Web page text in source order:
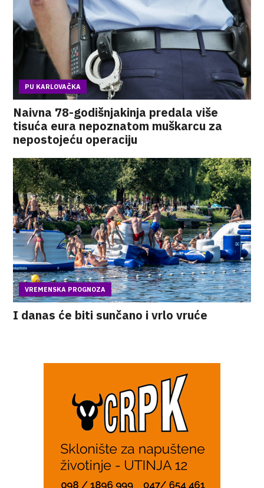
PU KARLOVAČKA
Naivna 78-godišnjakinja predala više
tisuća eura nepoznatom muškarcu za
nepostojeću operaciju
VREMENSKA PROGNOZA
I danas će biti sunčano i vrlo vruće